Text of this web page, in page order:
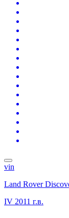
vin
Land Rover
IV 2011 г.в.